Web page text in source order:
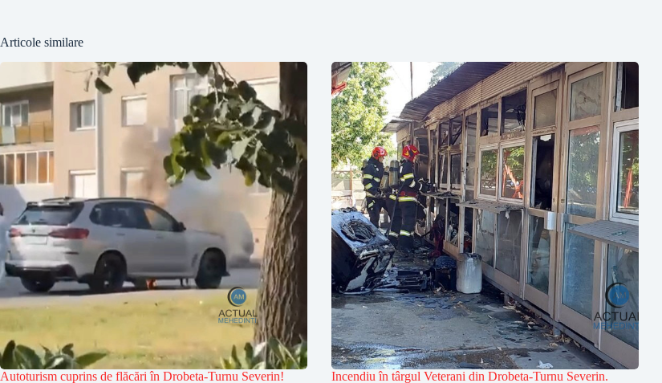
Articole similare
Autoturism cuprins de flăcări în Drobeta-Turnu Severin! Incendiu în târgul Veterani din Drobeta-Turnu Severin.